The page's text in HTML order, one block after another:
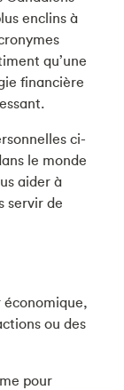
enclins à
qu’une
financière
ci-
le monde
aider à
servir de
économique,
ou des
pour